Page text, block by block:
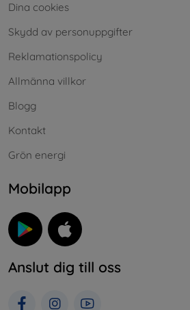
Dina cookies
Skydd av personuppgifter
Reklamationspolicy
Allmänna villkor
Blogg
Kontakt
Grön energi
Mobilapp
Anslut dig till oss